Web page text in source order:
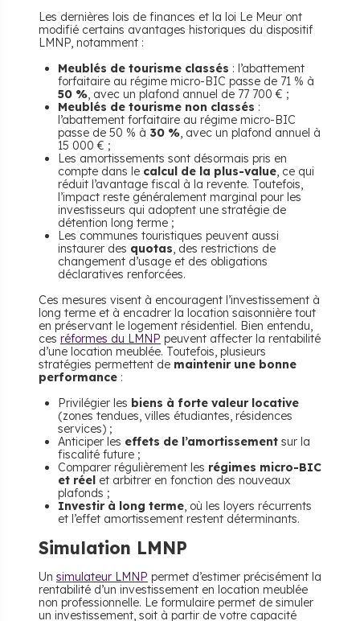
Les dernières lois de finances et la loi Le Meur ont
modifié certains avantages historiques du dispositif
LMNP, notamment :
Meublés de tourisme classés : l’abattement
forfaitaire au régime micro-BIC passe de 71 % à
50 %, avec un plafond annuel de 77 700 € ;
Meublés de tourisme non classés :
l’abattement forfaitaire au régime micro-BIC
passe de 50 % à 30 %, avec un plafond annuel à
15 000 € ;
Les amortissements sont désormais pris en
compte dans le calcul de la plus-value, ce qui
réduit l’avantage fiscal à la revente. Toutefois,
l’impact reste généralement marginal pour les
investisseurs qui adoptent une stratégie de
détention long terme ;
Les communes touristiques peuvent aussi
instaurer des quotas, des restrictions de
changement d’usage et des obligations
déclaratives renforcées.
Ces mesures visent à encouragent l’investissement à
long terme et à encadrer la location saisonnière tout
en préservant le logement résidentiel. Bien entendu,
ces réformes du LMNP peuvent affecter la rentabilité
d’une location meublée. Toutefois, plusieurs
stratégies permettent de maintenir une bonne
performance :
Privilégier les biens à forte valeur locative
(zones tendues, villes étudiantes, résidences
services) ;
Anticiper les effets de l’amortissement sur la
fiscalité future ;
Comparer régulièrement les régimes micro-BIC
et réel et arbitrer en fonction des nouveaux
plafonds ;
Investir à long terme, où les loyers récurrents
et l’effet amortissement restent déterminants.
​Simulation LMNP
Un simulateur LMNP permet d’estimer précisément la
rentabilité d’un investissement en location meublée
non professionnelle. Le formulaire permet de simuler
un investissement, soit à partir de votre capacité